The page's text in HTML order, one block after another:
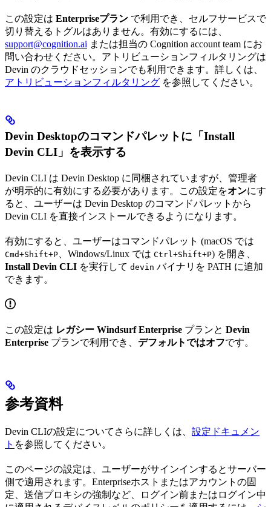
この設定は Enterpriseプラン で利用でき、セルフサービスで
切り替えるトグルはありません。有効にするには、
support@cognition.ai または担当の Cognition account team にお
問い合わせください。アトリビューションフィルタリングは
Devin のクラウドセッションでも利用できます。詳しくは、
アトリビューションフィルタリング を参照してください。
Devin Desktopのコマンドパレットに「Install
Devin CLI」を表示する
Devin CLI は Devin Desktop に同梱されていますが、管理者
が明示的に有効にする必要があります。この設定をオンにす
ると、ユーザーは Devin Desktop のコマンドパレットから
Devin CLI を直接インストールできるようになります。
有効にすると、ユーザーはコマンドパレット (macOS では
Cmd+Shift+P 、Windows/Linux では Ctrl+Shift+P) を開き、
Install Devin CLI を実行して devin バイナリを PATH に追加
できます。
この設定は レガシー Windsurf Enterprise プランと Devin
Enterprise プランで利用でき、 デフォルトではオフです。
参考資料
Devin CLIの設定についてさらに詳しくは、 設定ドキュメン
ト を参照してください。
このページの設定は、ユーザーがサインインするとサーバー
側で適用されます。Enterpriseホストまたはアカウントの固
定、送信プロキシの強制など、ログイン前またはログイン中